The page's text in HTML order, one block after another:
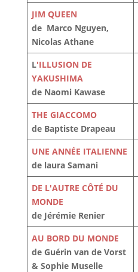
JIM QUEEN
de Marco Nguyen,
Nicolas Athane
L'ILLUSION DE
YAKUSHIMA
de Naomi Kawase
THE GIACCOMO
de Baptiste Drapeau
UNE ANNÉE ITALIENNE
de laura Samani
DE L'AUTRE CÔTÉ DU
MONDE
de Jérémie Renier
AU BORD DU MONDE
de Guérin van de Vorst
& Sophie Muselle